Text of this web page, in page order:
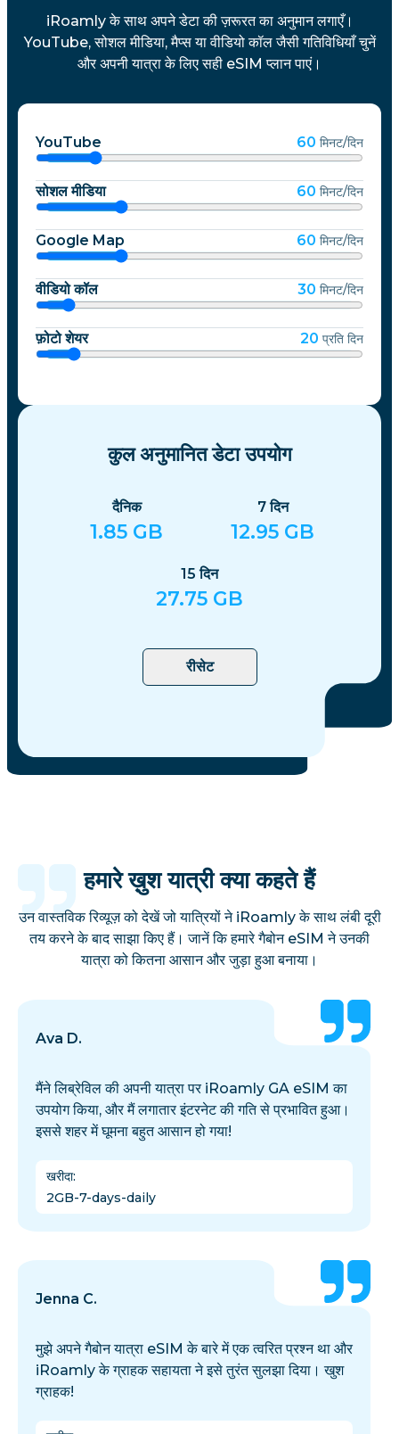
iRoamly के साथ अपने डेटा की ज़रूरत का अनुमान लगाएँ।
YouTube, सोशल मीडिया, मैप्स या वीडियो कॉल जैसी गतिविधियाँ चुनें
और अपनी यात्रा के लिए सही eSIM प्लान पाएं।
YouTube 60 मिनट/दिन
सोशल मीडिया 60 मिनट/दिन
Google Map 60 मिनट/दिन
वीडियो कॉल 30 मिनट/दिन
फ़ोटो शेयर 20 प्रति दिन
कुल अनुमानित डेटा उपयोग
दैनिक
1.85 GB
7दिन
12.95 GB
15दिन
27.75 GB
रीसेट
हमारे ख़ुश यात्री क्या कहते हैं
उन वास्तविक रिव्यूज़ को देखें जो यात्रियों ने iRoamly के साथ लंबी दूरी
तय करने के बाद साझा किए हैं। जानें कि हमारे गैबोन eSIM ने उनकी
यात्रा को कितना आसान और जुड़ा हुआ बनाया।
Ava D.
मैंने लिब्रेविल की अपनी यात्रा पर iRoamly GA eSIM का
उपयोग किया, और मैं लगातार इंटरनेट की गति से प्रभावित हुआ।
इससे शहर में घूमना बहुत आसान हो गया!
खरीदा:
2GB-7-days-daily
Jenna C.
मुझे अपने गैबोन यात्रा eSIM के बारे में एक त्वरित प्रश्न था और
iRoamly के ग्राहक सहायता ने इसे तुरंत सुलझा दिया। खुश
ग्राहक!